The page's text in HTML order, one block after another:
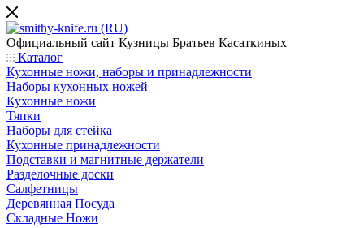
Официальный сайт Кузницы Братьев Касаткиных
Каталог
Кухонные ножи, наборы и принадлежности
Наборы кухонных ножей
Кухонные ножи
Тяпки
Наборы для стейка
Кухонные принадлежности
Подставки и магнитные держатели
Разделочные доски
Салфетницы
Деревянная Посуда
Складные Ножи